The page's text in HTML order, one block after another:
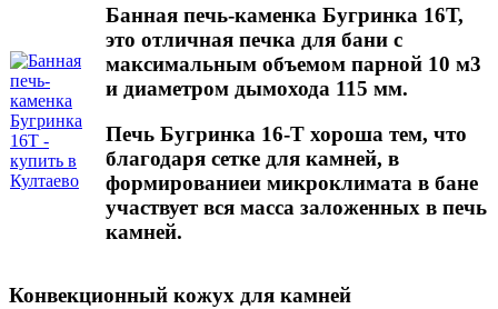
Банная печь-каменка Бугринка 16Т,
это отличная печка для бани с
максимальным объемом парной 10 м3
и диаметром дымохода 115 мм.
Печь Бугринка 16-Т хороша тем, что
благодаря сетке для камней, в
формированиеи микроклимата в бане
участвует вся масса заложенных в печь
камней.
Конвекционный кожух для камней